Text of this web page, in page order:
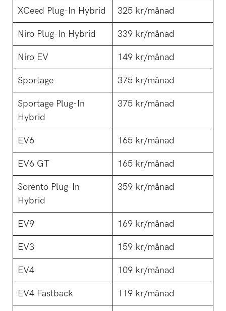
XCeed Plug-In Hybrid 325 kr/månad
Niro Plug-In Hybrid 339 kr/månad
Niro EV 149 kr/månad
Sportage 375 kr/månad
Sportage Plug-In
Hybrid
375 kr/månad
EV6 165 kr/månad
EV6 GT 165 kr/månad
Sorento Plug-In
Hybrid
359 kr/månad
EV9 169 kr/månad
EV3 159 kr/månad
EV4 109 kr/månad
EV4 Fastback 119 kr/månad